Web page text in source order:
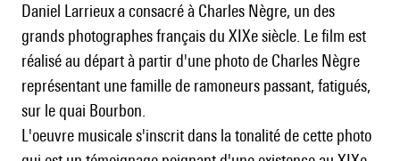
Daniel Larrieux a consacré à Charles Nègre, un des
grands photographes français du XIXe siècle. Le film est
réalisé au départ à partir d'une photo de Charles Nègre
représentant une famille de ramoneurs passant, fatigués,
sur le quai Bourbon.
L'oeuvre musicale s'inscrit dans la tonalité de cette photo